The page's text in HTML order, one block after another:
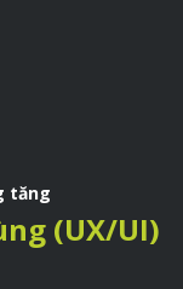
tăng
(UX/UI)